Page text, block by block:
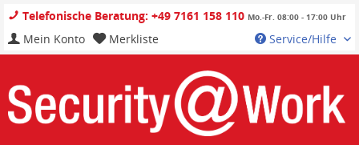
Telefonische Beratung: +49 7161 158 110 Mo.-Fr. 08:00 - 17:00 Uhr
Service/Hilfe
Mein Konto Merkliste